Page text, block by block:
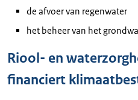
de afvoer van regenwater
het beheer van het
Riool- en
financiert